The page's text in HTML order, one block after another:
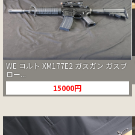
WE コルト XM177E2 ガスガン ガスブ
ロー...
15000円